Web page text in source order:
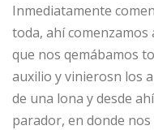
Inmediatamente
toda, ahí
que nos qemábamos
auxilio y vinierosn los
de una lona y desde
parador, en donde